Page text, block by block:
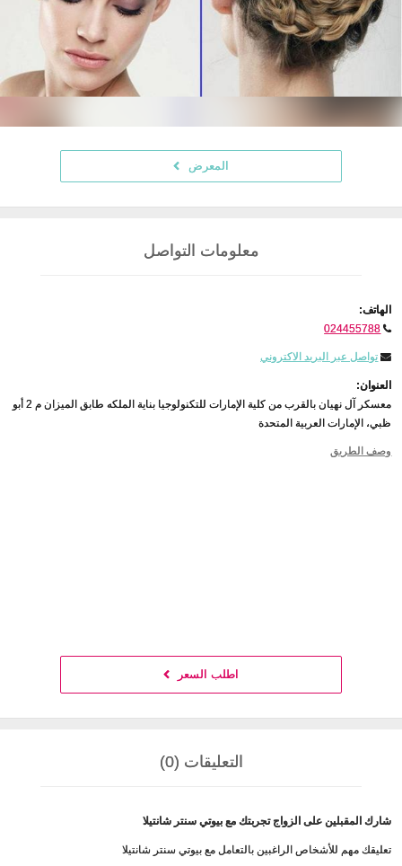
المعرض
معلومات التواصل
الهاتف:
024455788
تواصل عبر البريد الاكتروني
العنوان:
معسكر آل نهيان بالقرب من كلية الإمارات للتكنولوجيا بناية الملكه طابق الميزان م 2 أبو
ظبي، الإمارات العربية المتحدة
وصف الطريق
اطلب السعر
التعليقات (0)
شارك المقبلين على الزواج تجربتك مع بيوتي سنتر شانتيلا
تعليقك مهم للأشخاص الراغبين بالتعامل مع بيوتي سنتر شانتيلا